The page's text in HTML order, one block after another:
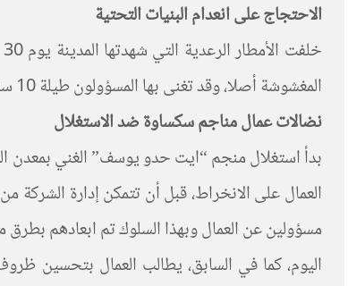
الاحتجاج على انعدام البنيات التحتية
المغشوشة أصلا، وقد تغنى بها المسؤولون طيلة 10 سنوات، وهذا ما دفع السكان لتنظيم مسيرات شعبية عفوية في بداية اكتوبر 2008 نحو مركز الجماعة، وقد شارك فيها مئات المحتجين.
نضالات عمال مناجم سكساوة ضد الاستغلال
مسؤولين عن العمال وبهذا السلوك تم ابعادهم بطرق